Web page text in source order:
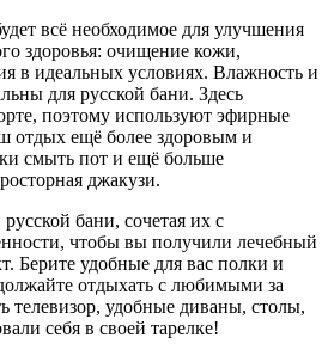
всё необходимое для улучшения
здоровья: очищение кожи,
в идеальных условиях. Влажность и
для русской бани. Здесь
поэтому используют эфирные
отдых ещё более здоровым и
смыть пот и ещё больше
джакузи.
бани, сочетая их с
чтобы вы получили лечебный
Берите удобные для вас полки и
отдыхать с любимыми за
телевизор, удобные диваны, столы,
себя в своей тарелке!